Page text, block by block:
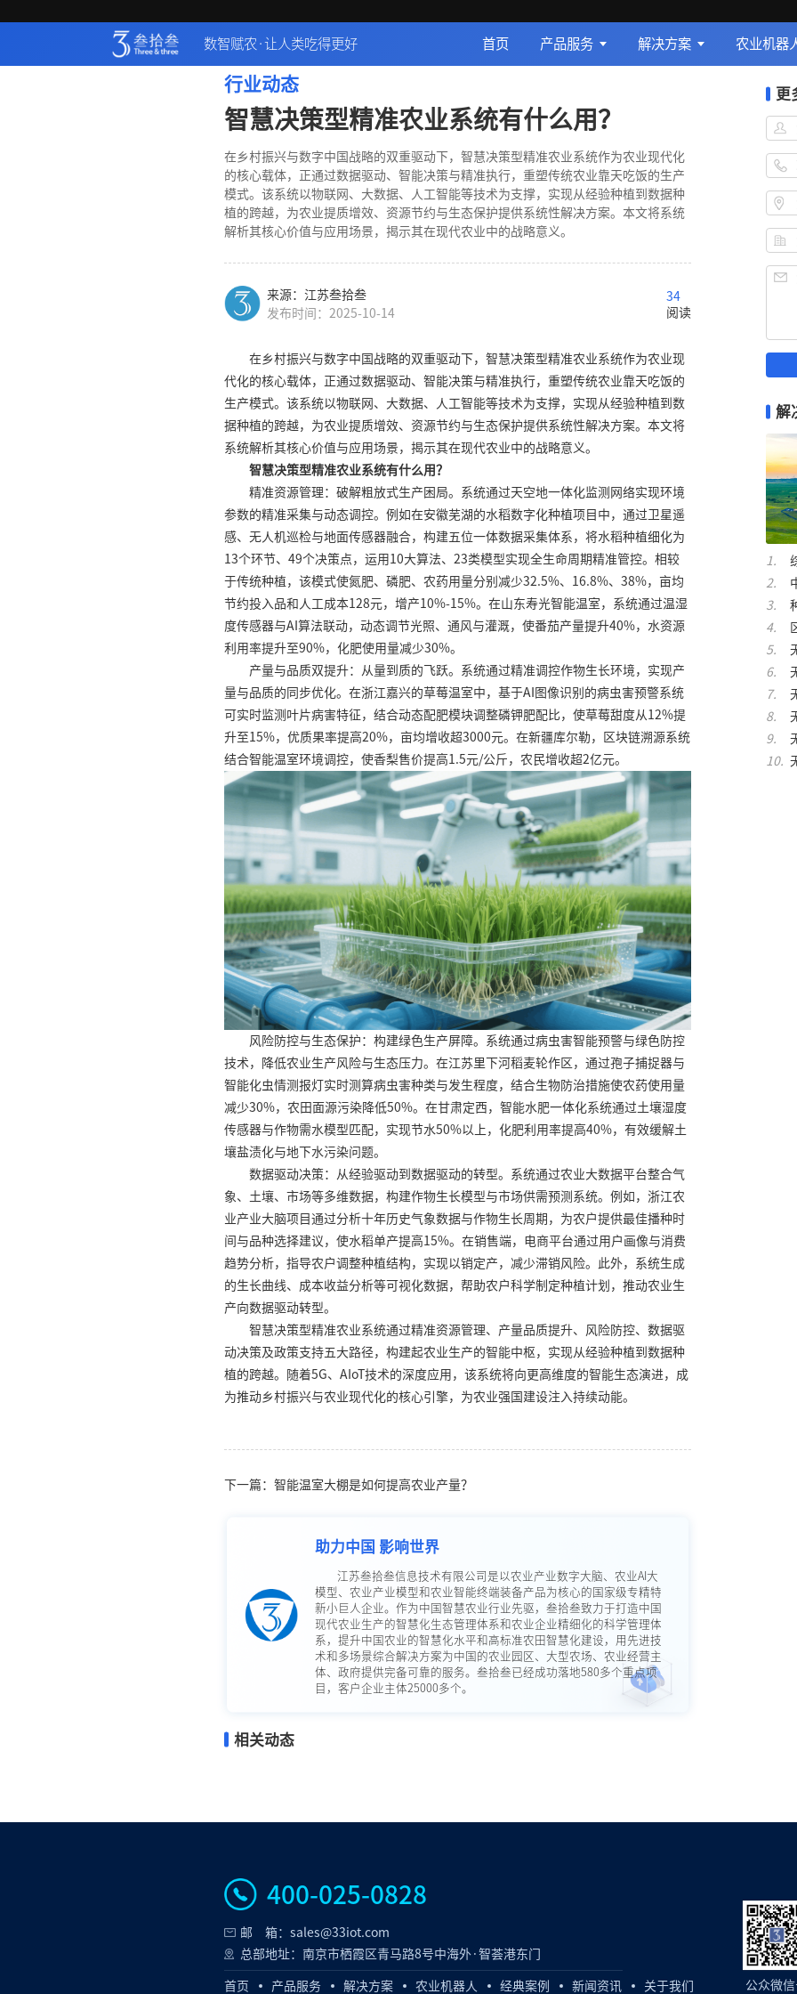
数智赋农·让人类吃得更好 首页 产品服务 解决方案 农业机器
行业动态
智慧决策型精准农业系统有什么用？
在乡村振兴与数字中国战略的双重驱动下，智慧决策型精准农业系统作为农业现代化
的核心载体，正通过数据驱动、智能决策与精准执行，重塑传统农业靠天吃饭的生产
模式。该系统以物联网、大数据、人工智能等技术为支撑，实现从经验种植到数据种
植的跨越，为农业提质增效、资源节约与生态保护提供系统性解决方案。本文将系统
解析其核心价值与应用场景，揭示其在现代农业中的战略意义。
来源：江苏叁拾叁
发布时间：2025-10-14
34
阅读
在乡村振兴与数字中国战略的双重驱动下，智慧决策型精准农业系统作为农业现
代化的核心载体，正通过数据驱动、智能决策与精准执行，重塑传统农业靠天吃饭的
生产模式。该系统以物联网、大数据、人工智能等技术为支撑，实现从经验种植到数
据种植的跨越，为农业提质增效、资源节约与生态保护提供系统性解决方案。本文将
系统解析其核心价值与应用场景，揭示其在现代农业中的战略意义。
智慧决策型精准农业系统有什么用？
精准资源管理：破解粗放式生产困局。系统通过天空地一体化监测网络实现环境
参数的精准采集与动态调控。例如在安徽芜湖的水稻数字化种植项目中，通过卫星遥
感、无人机巡检与地面传感器融合，构建五位一体数据采集体系，将水稻种植细化为
13个环节、49个决策点，运用10大算法、23类模型实现全生命周期精准管控。相较
于传统种植，该模式使氮肥、磷肥、农药用量分别减少32.5%、16.8%、38%，亩均
节约投入品和人工成本128元，增产10%-15%。在山东寿光智能温室，系统通过温湿
度传感器与AI算法联动，动态调节光照、通风与灌溉，使番茄产量提升40%，水资源
利用率提升至90%，化肥使用量减少30%。
产量与品质双提升：从量到质的飞跃。系统通过精准调控作物生长环境，实现产
量与品质的同步优化。在浙江嘉兴的草莓温室中，基于AI图像识别的病虫害预警系统
可实时监测叶片病害特征，结合动态配肥模块调整磷钾肥配比，使草莓甜度从12%提
升至15%，优质果率提高20%，亩均增收超3000元。在新疆库尔勒，区块链溯源系统
结合智能温室环境调控，使香梨售价提高1.5元/公斤，农民增收超2亿元。
风险防控与生态保护：构建绿色生产屏障。系统通过病虫害智能预警与绿色防控
技术，降低农业生产风险与生态压力。在江苏里下河稻麦轮作区，通过孢子捕捉器与
智能化虫情测报灯实时测算病虫害种类与发生程度，结合生物防治措施使农药使用量
减少30%，农田面源污染降低50%。在甘肃定西，智能水肥一体化系统通过土壤湿度
传感器与作物需水模型匹配，实现节水50%以上，化肥利用率提高40%，有效缓解土
壤盐渍化与地下水污染问题。
数据驱动决策：从经验驱动到数据驱动的转型。系统通过农业大数据平台整合气
象、土壤、市场等多维数据，构建作物生长模型与市场供需预测系统。例如，浙江农
业产业大脑项目通过分析十年历史气象数据与作物生长周期，为农户提供最佳播种时
间与品种选择建议，使水稻单产提高15%。在销售端，电商平台通过用户画像与消费
趋势分析，指导农户调整种植结构，实现以销定产，减少滞销风险。此外，系统生成
的生长曲线、成本收益分析等可视化数据，帮助农户科学制定种植计划，推动农业生
产向数据驱动转型。
智慧决策型精准农业系统通过精准资源管理、产量品质提升、风险防控、数据驱
动决策及政策支持五大路径，构建起农业生产的智能中枢，实现从经验种植到数据种
植的跨越。随着5G、AIoT技术的深度应用，该系统将向更高维度的智能生态演进，成
为推动乡村振兴与农业现代化的核心引擎，为农业强国建设注入持续动能。
下一篇：智能温室大棚是如何提高农业产量？
助力中国 影响世界
江苏叁拾叁信息技术有限公司是以农业产业数字大脑、农业AI大
模型、农业产业模型和农业智能终端装备产品为核心的国家级专精特
新小巨人企业。作为中国智慧农业行业先驱，叁拾叁致力于打造中国
现代农业生产的智慧化生态管理体系和农业企业精细化的科学管理体
系，提升中国农业的智慧化水平和高标准农田智慧化建设，用先进技
术和多场景综合解决方案为中国的农业园区、大型农场、农业经营主
体、政府提供完备可靠的服务。叁拾叁已经成功落地580多个重点项
目，客户企业主体25000多个。
相关动态
更
解
400-025-0828
邮 箱：sales@33iot.com
总部地址：南京市栖霞区青马路8号中海外·智荟港东门
首页 产品服务 解决方案 农业机器人 经典案例 新闻资讯 关于我们 公众微